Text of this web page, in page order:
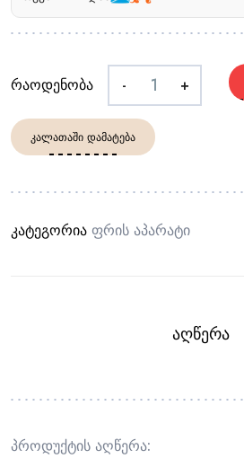
რაოდენობა - +
ᲙᲐᲚᲐᲗᲐᲨᲘ ᲓᲐᲛᲐᲢᲔᲑᲐ
კატეგორია Ფრის Აპარატი
ᲐᲦᲬᲔᲠᲐ
პროდუქტის აღწერა: